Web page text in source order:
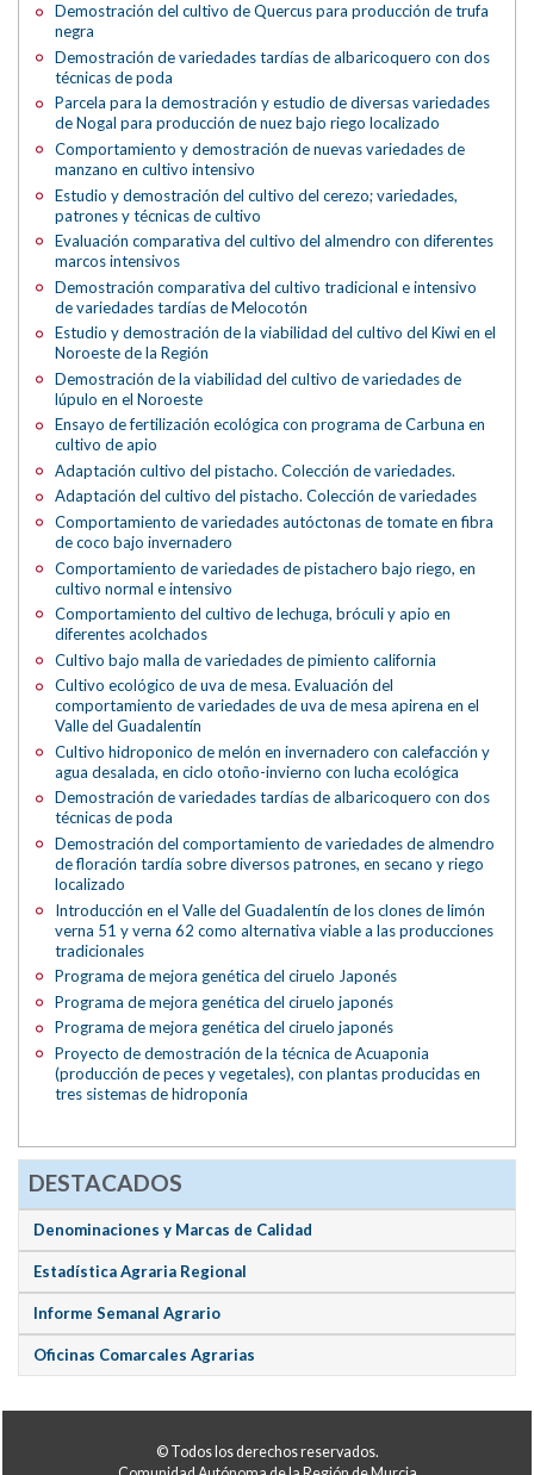
Demostración del cultivo de Quercus para producción de trufa
negra
Demostración de variedades tardías de albaricoquero con dos
técnicas de poda
Parcela para la demostración y estudio de diversas variedades
de Nogal para producción de nuez bajo riego localizado
Comportamiento y demostración de nuevas variedades de
manzano en cultivo intensivo
Estudio y demostración del cultivo del cerezo; variedades,
patrones y técnicas de cultivo
Evaluación comparativa del cultivo del almendro con diferentes
marcos intensivos
Demostración comparativa del cultivo tradicional e intensivo
de variedades tardías de Melocotón
Estudio y demostración de la viabilidad del cultivo del Kiwi en el
Noroeste de la Región
Demostración de la viabilidad del cultivo de variedades de
lúpulo en el Noroeste
Ensayo de fertilización ecológica con programa de Carbuna en
cultivo de apio
Adaptación cultivo del pistacho. Colección de variedades.
Adaptación del cultivo del pistacho. Colección de variedades
Comportamiento de variedades autóctonas de tomate en fibra
de coco bajo invernadero
Comportamiento de variedades de pistachero bajo riego, en
cultivo normal e intensivo
Comportamiento del cultivo de lechuga, bróculi y apio en
diferentes acolchados
Cultivo bajo malla de variedades de pimiento california
Cultivo ecológico de uva de mesa. Evaluación del
comportamiento de variedades de uva de mesa apirena en el
Valle del Guadalentín
Cultivo hidroponico de melón en invernadero con calefacción y
agua desalada, en ciclo otoño-invierno con lucha ecológica
Demostración de variedades tardías de albaricoquero con dos
técnicas de poda
Demostración del comportamiento de variedades de almendro
de floración tardía sobre diversos patrones, en secano y riego
localizado
Introducción en el Valle del Guadalentín de los clones de limón
verna 51 y verna 62 como alternativa viable a las producciones
tradicionales
Programa de mejora genética del ciruelo Japonés
Programa de mejora genética del ciruelo japonés
Programa de mejora genética del ciruelo japonés
Proyecto de demostración de la técnica de Acuaponia
(producción de peces y vegetales), con plantas producidas en
tres sistemas de hidroponía
DESTACADOS
Denominaciones y Marcas de Calidad
Estadística Agraria Regional
Informe Semanal Agrario
Oficinas Comarcales Agrarias
© Todos los derechos reservados.